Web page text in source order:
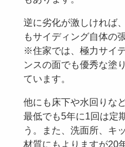
逆に劣化が激しければ
もサイディング自体の
※住家では、極力サイ
ンスの面でも優秀な塗
ています。
他にも床下や水回りな
最低でも5年に1回は定
う。また、洗面所、キ
材質にもよりますが20